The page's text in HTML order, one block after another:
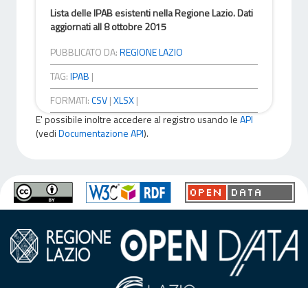
Lista delle IPAB esistenti nella Regione Lazio. Dati
aggiornati all 8 ottobre 2015
PUBBLICATO DA:REGIONE LAZIO
TAG:IPAB |
FORMATI:CSV|XLSX|
E' possibile inoltre accedere al registro usando leAPI
(vediDocumentazione API).